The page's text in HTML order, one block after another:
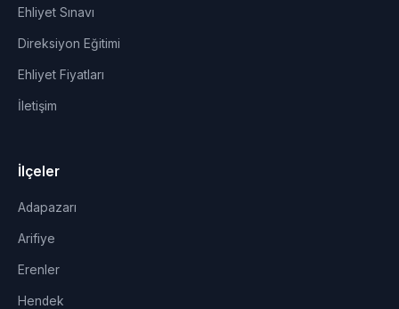
Ehliyet Sınavı
Direksiyon Eğitimi
Ehliyet Fiyatları
İletişim
İlçeler
Adapazarı
Arifiye
Erenler
Hendek